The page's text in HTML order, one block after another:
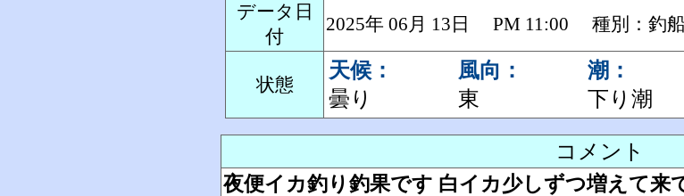
データ日
付
2025年 06月 13日 PM 11:00 種別：釣
状態
天候：
曇り
風向：
東
潮：
下り潮
コメント
夜便イカ釣り釣果です 白イカ少しずつ増えて来